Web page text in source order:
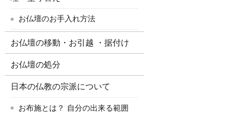
お仏壇のお手入れ方法
お仏壇の移動・お引越 ・据付け
お仏壇の処分
日本の仏教の宗派について
お布施とは？ 自分の出来る範囲